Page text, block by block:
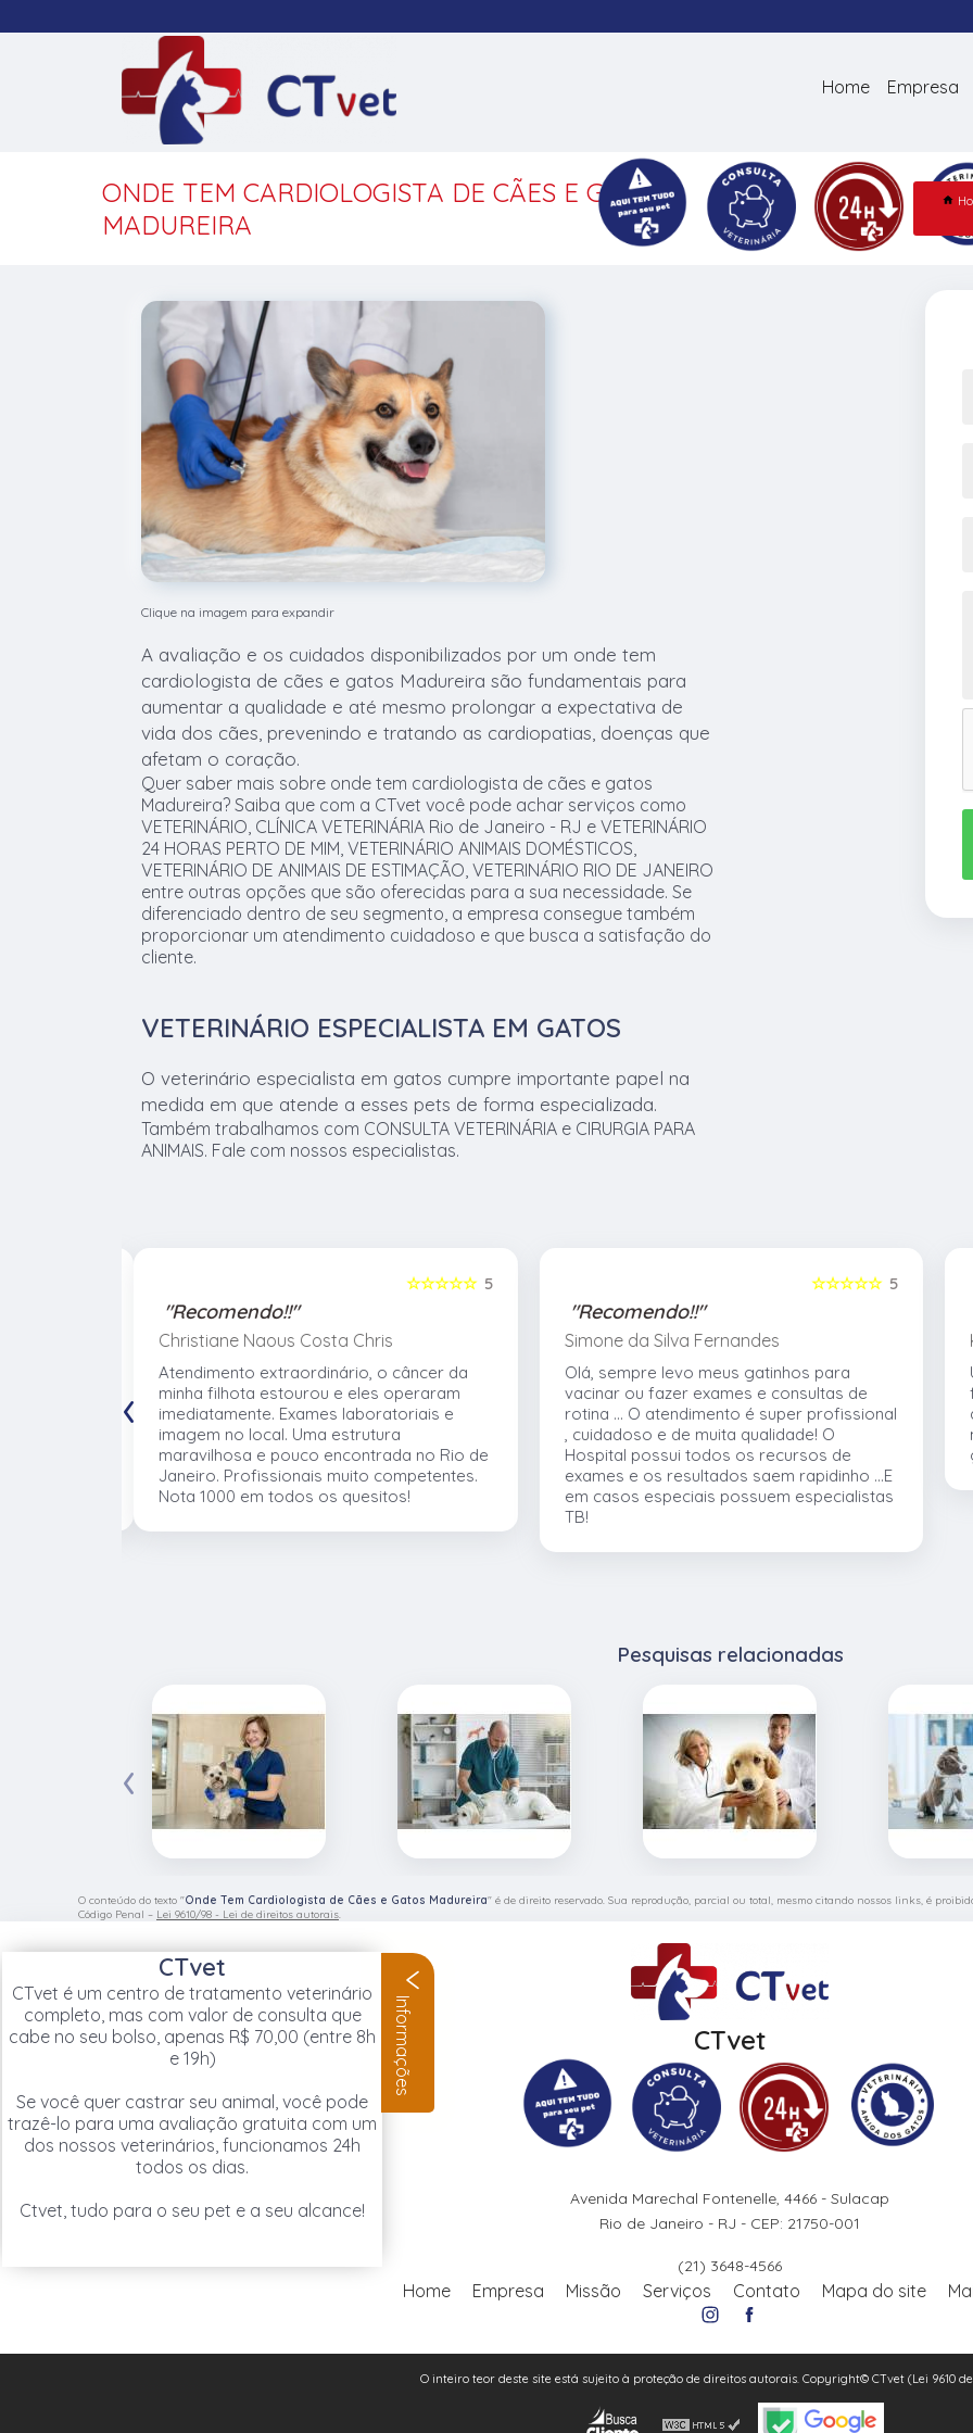
Home Empresa
ONDE TEM CARDIOLOGISTA DE CÃES E GATOS
MADUREIRA
Clique na imagem para expandir
A avaliação e os cuidados disponibilizados por um onde tem
cardiologista de cães e gatos Madureira são fundamentais para
aumentar a qualidade e até mesmo prolongar a expectativa de
vida dos cães, prevenindo e tratando as cardiopatias, doenças que
afetam o coração.
Quer saber mais sobre onde tem cardiologista de cães e gatos
Madureira? Saiba que com a CTvet você pode achar serviços como
VETERINÁRIO, CLÍNICA VETERINÁRIA Rio de Janeiro - RJ e VETERINÁRIO
24 HORAS PERTO DE MIM, VETERINÁRIO ANIMAIS DOMÉSTICOS,
VETERINÁRIO DE ANIMAIS DE ESTIMAÇÃO, VETERINÁRIO RIO DE JANEIRO
entre outras opções que são oferecidas para a sua necessidade. Se
diferenciado dentro de seu segmento, a empresa consegue também
proporcionar um atendimento cuidadoso e que busca a satisfação do
cliente.
VETERINÁRIO ESPECIALISTA EM GATOS
O veterinário especialista em gatos cumpre importante papel na
medida em que atende a esses pets de forma especializada.
Também trabalhamos com CONSULTA VETERINÁRIA e CIRURGIA PARA
ANIMAIS. Fale com nossos especialistas.
5
☆☆☆☆☆
"Recomendo!!"
Christiane Naous Costa Chris
Atendimento extraordinário, o câncer da
minha filhota estourou e eles operaram
imediatamente. Exames laboratoriais e
imagem no local. Uma estrutura
maravilhosa e pouco encontrada no Rio de
Janeiro. Profissionais muito competentes.
Nota 1000 em todos os quesitos!
5
☆☆☆☆☆
"Recomendo!!"
Simone da Silva Fernandes
Olá, sempre levo meus gatinhos para
vacinar ou fazer exames e consultas de
rotina ... O atendimento é super profissional
, cuidadoso e de muita qualidade! O
Hospital possui todos os recursos de
exames e os resultados saem rapidinho ...E
em casos especiais possuem especialistas
TB!
‹
Pesquisas relacionadas
‹
O conteúdo do texto "Onde Tem Cardiologista de Cães e Gatos Madureira" é de direito reservado. Sua reprodução, parcial ou total, mesmo citando nossos links, é
Código Penal – Lei 9610/98 - Lei de direitos autorais
CTvet
Avenida Marechal Fontenelle, 4466 - Sulacap
Rio de Janeiro - RJ - CEP: 21750-001
(21) 3648-4566
Home Empresa Missão Serviços Contato Mapa do site
O inteiro teor deste site está sujeito à proteção de direitos autorais. Copyright© CTvet (Lei 9610 de
CTvet
CTvet é um centro de tratamento veterinário
completo, mas com valor de consulta que
cabe no seu bolso, apenas R$ 70,00 (entre 8h
e 19h)
Se você quer castrar seu animal, você pode
trazê-lo para uma avaliação gratuita com um
dos nossos veterinários, funcionamos 24h
todos os dias.
Ctvet, tudo para o seu pet e a seu alcance!
Informações